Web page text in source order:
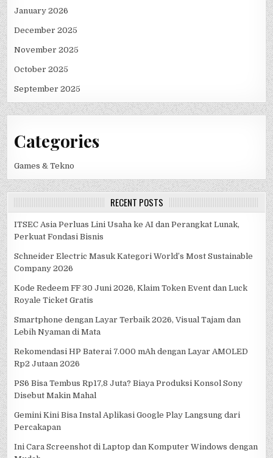
January 2026
December 2025
November 2025
October 2025
September 2025
Categories
Games & Tekno
RECENT POSTS
ITSEC Asia Perluas Lini Usaha ke AI dan Perangkat Lunak,
Perkuat Fondasi Bisnis
Schneider Electric Masuk Kategori World’s Most Sustainable
Company 2026
Kode Redeem FF 30 Juni 2026, Klaim Token Event dan Luck
Royale Ticket Gratis
Smartphone dengan Layar Terbaik 2026, Visual Tajam dan
Lebih Nyaman di Mata
Rekomendasi HP Baterai 7.000 mAh dengan Layar AMOLED
Rp2 Jutaan 2026
PS6 Bisa Tembus Rp17,8 Juta? Biaya Produksi Konsol Sony
Disebut Makin Mahal
Gemini Kini Bisa Instal Aplikasi Google Play Langsung dari
Percakapan
Ini Cara Screenshot di Laptop dan Komputer Windows dengan